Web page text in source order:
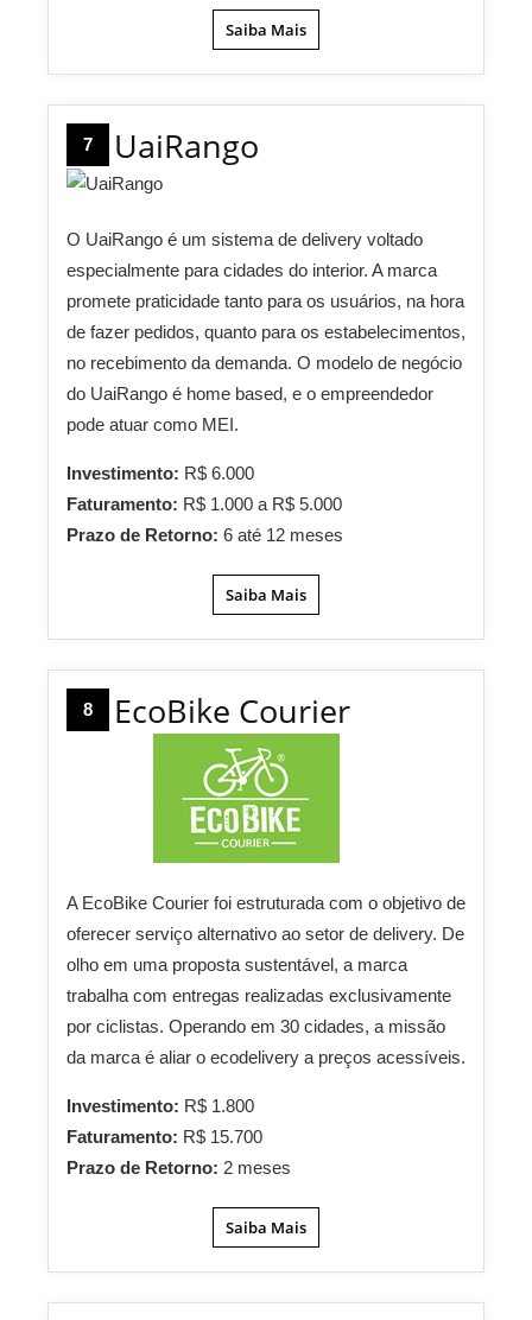
Saiba Mais
7 UaiRango
O UaiRango é um sistema de delivery voltado
especialmente para cidades do interior. A marca
promete praticidade tanto para os usuários, na hora
de fazer pedidos, quanto para os estabelecimentos,
no recebimento da demanda. O modelo de negócio
do UaiRango é home based, e o empreendedor
pode atuar como MEI.
Investimento: R$ 6.000
Faturamento: R$ 1.000 a R$ 5.000
Prazo de Retorno: 6 até 12 meses
Saiba Mais
8 EcoBike Courier
A EcoBike Courier foi estruturada com o objetivo de
oferecer serviço alternativo ao setor de delivery. De
olho em uma proposta sustentável, a marca
trabalha com entregas realizadas exclusivamente
por ciclistas. Operando em 30 cidades, a missão
da marca é aliar o ecodelivery a preços acessíveis.
Investimento: R$ 1.800
Faturamento: R$ 15.700
Prazo de Retorno: 2 meses
Saiba Mais